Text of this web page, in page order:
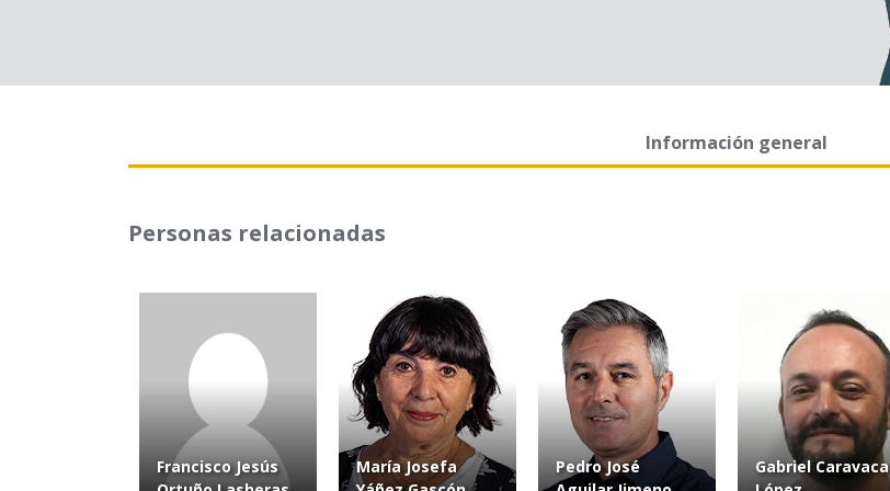
Información general
Personas relacionadas
Francisco Jesús
María Josefa
Pedro José
Gabriel Caravaca